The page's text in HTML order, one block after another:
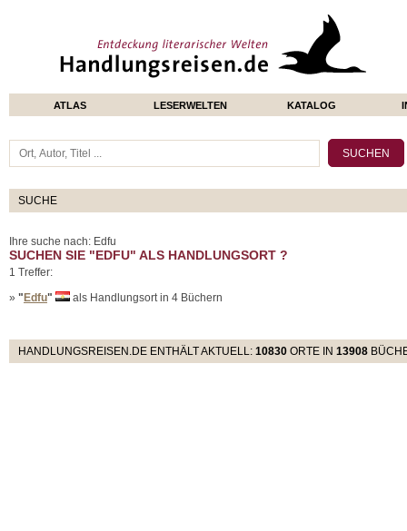
ATLAS LESERWELTEN KATALOG
SUCHE
Ihre suche nach: Edfu
SUCHEN SIE "EDFU" ALS HANDLUNGSORT ?
1 Treffer:
» "Edfu" als Handlungsort in 4 Büchern
HANDLUNGSREISEN.DE ENTHÄLT AKTUELL: 10830 ORTE IN 13908